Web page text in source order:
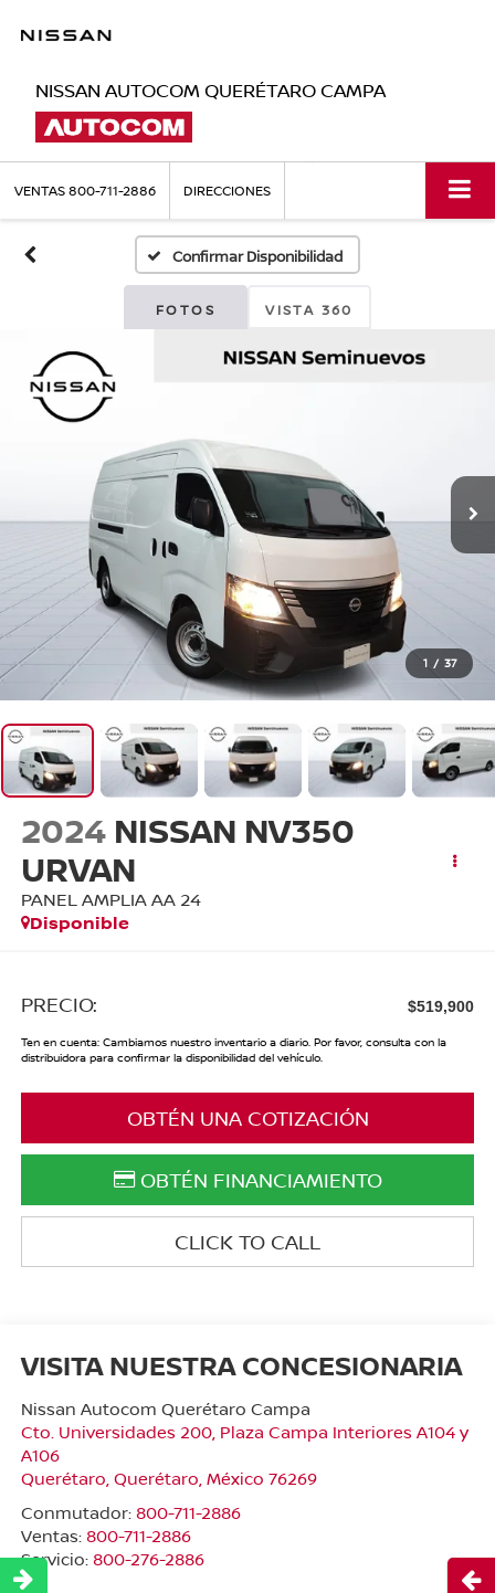
NISSAN AUTOCOM QUERÉTARO CAMPA
VENTAS800-711-2886 DIRECCIONES
Confirmar Disponibilidad
FOTOS VISTA 360
1 / 37
2024 NISSAN NV350
URVAN
PANEL AMPLIA AA 24
Disponible
PRECIO: $519,900
Ten en cuenta: Cambiamos nuestro inventario a diario. Por favor, consulta con la
distribuidora para confirmar la disponibilidad del vehículo.
OBTÉN UNA COTIZACIÓN
OBTÉN FINANCIAMIENTO
CLICK TO CALL
VISITA NUESTRA CONCESIONARIA
Nissan Autocom Querétaro Campa
Cto. Universidades 200, Plaza Campa Interiores A104 y
A106
Querétaro, Querétaro, México 76269
Conmutador: 800-711-2886
Ventas: 800-711-2886
Servicio: 800-276-2886